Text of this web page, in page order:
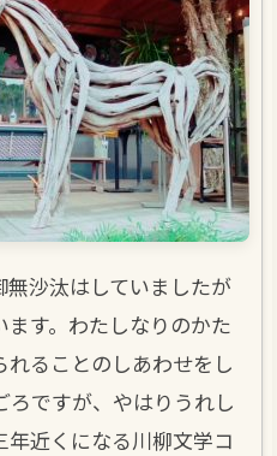
沙汰はしていましたが
す。わたしなりのかた
ることのしあわせをし
ですが、やはりうれし
近くになる川柳文学コ